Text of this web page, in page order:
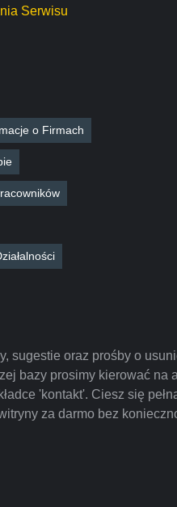
Serwisu
o Firmach
sugestie oraz prośby o
bazy prosimy kierować na
'kontakt'. Ciesz się
za darmo bez